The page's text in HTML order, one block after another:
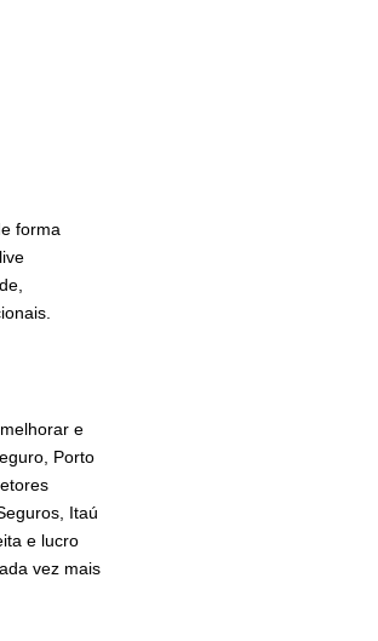
forma
e
Porto
Itaú
e lucro
vez mais